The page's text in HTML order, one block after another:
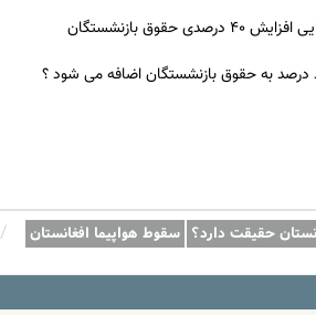
بازنشستگان
درصد به حقوق بازنشستگان اضافه می شود ؟
حقیقت دارد؟ سقوط هواپیما افغانستان /